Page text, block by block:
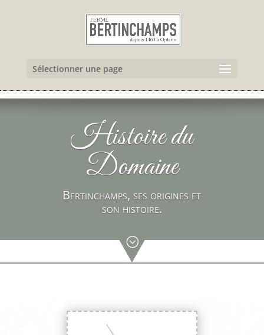
Sélectionner une page
Histoire du
Domaine
Bertinchamps, ses origines et
son histoire.
;